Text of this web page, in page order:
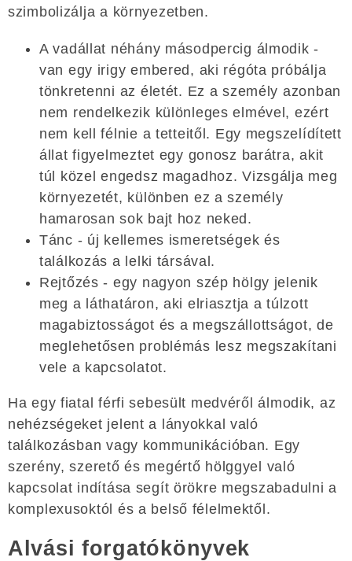
szimbolizálja a környezetben.
A vadállat néhány másodpercig álmodik -
van egy irigy embered, aki régóta próbálja
tönkretenni az életét. Ez a személy azonban
nem rendelkezik különleges elmével, ezért
nem kell félnie a tetteitől. Egy megszelídített
állat figyelmeztet egy gonosz barátra, akit
túl közel engedsz magadhoz. Vizsgálja meg
környezetét, különben ez a személy
hamarosan sok bajt hoz neked.
Tánc - új kellemes ismeretségek és
találkozás a lelki társával.
Rejtőzés - egy nagyon szép hölgy jelenik
meg a láthatáron, aki elriasztja a túlzott
magabiztosságot és a megszállottságot, de
meglehetősen problémás lesz megszakítani
vele a kapcsolatot.
Ha egy fiatal férfi sebesült medvéről álmodik, az
nehézségeket jelent a lányokkal való
találkozásban vagy kommunikációban. Egy
szerény, szerető és megértő hölggyel való
kapcsolat indítása segít örökre megszabadulni a
komplexusoktól és a belső félelmektől.
Alvási forgatókönyvek